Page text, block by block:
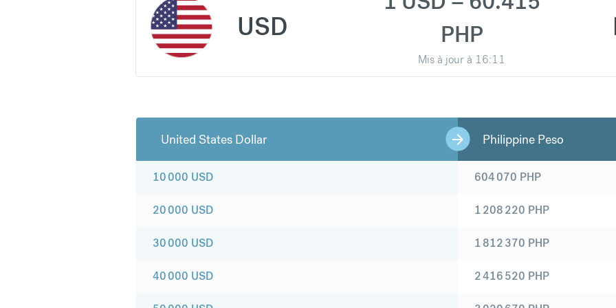
USD
PHP
Mis à jour à 16:11
United States Dollar Philippine Peso
10 000 USD
20 000 USD
30 000 USD
40 000 USD
604 070 PHP
1 208 220 PHP
1 812 370 PHP
2 416 520 PHP